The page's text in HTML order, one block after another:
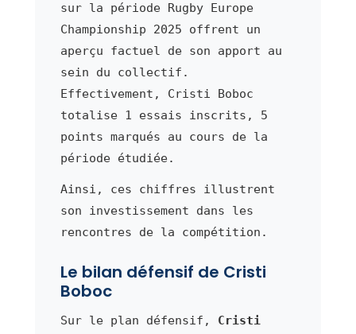
sur la période Rugby Europe
Championship 2025 offrent un
aperçu factuel de son apport au
sein du collectif.
Effectivement, Cristi Boboc
totalise 1 essais inscrits, 5
points marqués au cours de la
période étudiée.
Ainsi, ces chiffres illustrent
son investissement dans les
rencontres de la compétition.
Le bilan défensif de Cristi
Boboc
Sur le plan défensif, Cristi